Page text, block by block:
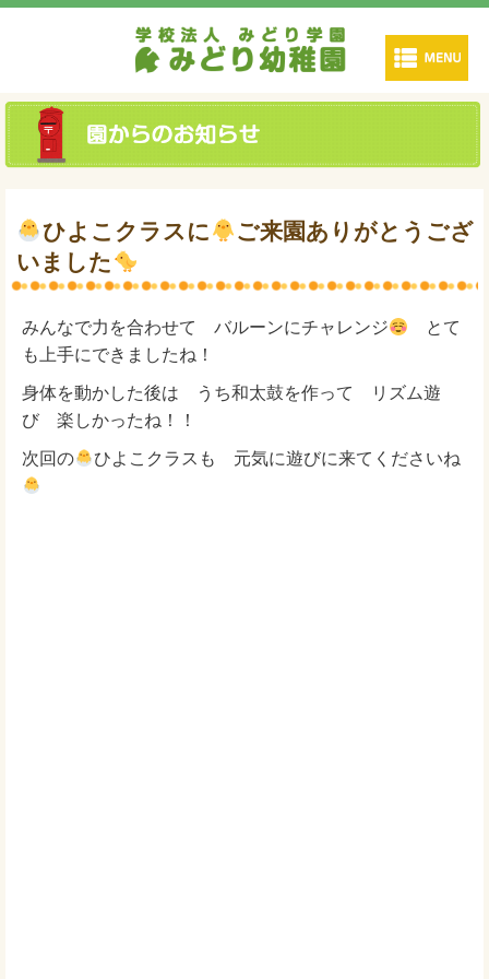
ひよこクラスに
ご来園ありがとうござ
いました
みんなで力を合わせて バルーンにチャレンジ
とて
も上手にできましたね！
身体を動かした後は うち和太鼓を作って リズム遊
び 楽しかったね！！
次回の ひよこクラスも 元気に遊びに来てくださいね